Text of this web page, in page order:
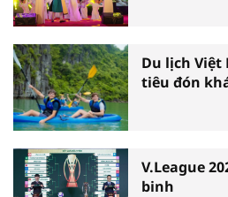
Du lịch Việt
tiêu đón
V.League
binh